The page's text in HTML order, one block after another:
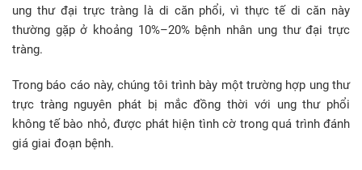
ung thư đại trực tràng là di căn phổi, vì thực tế di căn này
thường gặp ở khoảng 10%–20% bệnh nhân ung thư đại trực
tràng.
Trong báo cáo này, chúng tôi trình bày một trường hợp ung thư
trực tràng nguyên phát bị mắc đồng thời với ung thư phổi
không tế bào nhỏ, được phát hiện tình cờ trong quá trình đánh
giá giai đoạn bệnh.